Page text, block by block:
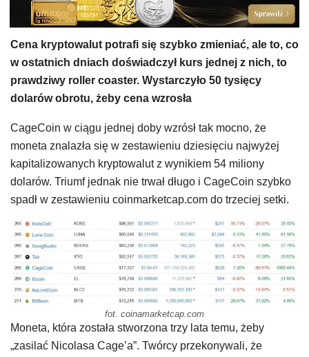
Cena kryptowalut potrafi się szybko zmieniać, ale to, co
w ostatnich dniach doświadczył kurs jednej z nich, to
prawdziwy roller coaster. Wystarczyło 50 tysięcy
dolarów obrotu, żeby cena wzrosła
CageCoin w ciągu jednej doby wzrósł tak mocno, że
moneta znalazła się w zestawieniu dziesięciu najwyżej
kapitalizowanych kryptowalut z wynikiem 54 miliony
dolarów. Triumf jednak nie trwał długo i CageCoin szybko
spadł w zestawieniu coinmarketcap.com do trzeciej setki.
fot. coinamarketcap.com
Moneta, która została stworzona trzy lata temu, żeby
„zasilać Nicolasa Cage’a”. Twórcy przekonywali, że